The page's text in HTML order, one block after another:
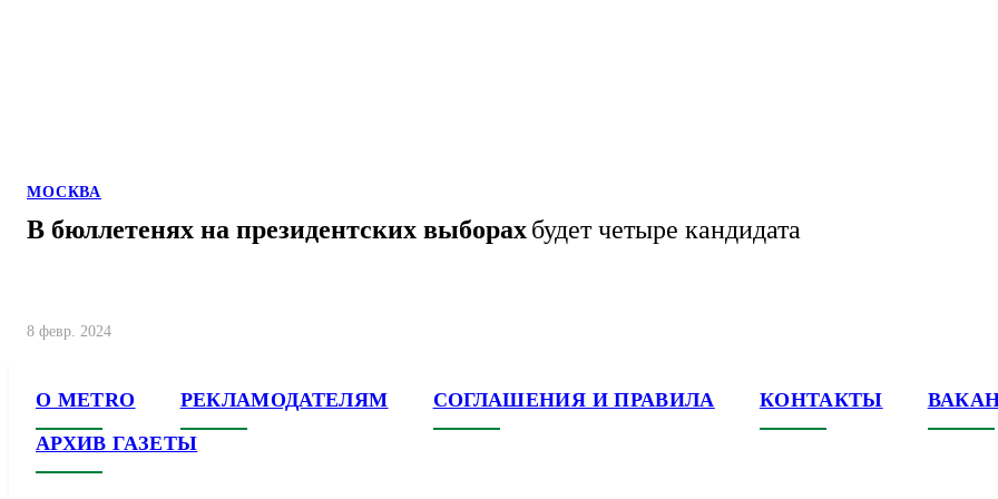
МОСКВА
В бюллетенях на президентских выборахбудет четыре кандидата
8 февр. 2024
О METRO РЕКЛАМОДАТЕЛЯМ СОГЛАШЕНИЯ И ПРАВИЛА КОНТАКТЫ
АРХИВ ГАЗЕТЫ